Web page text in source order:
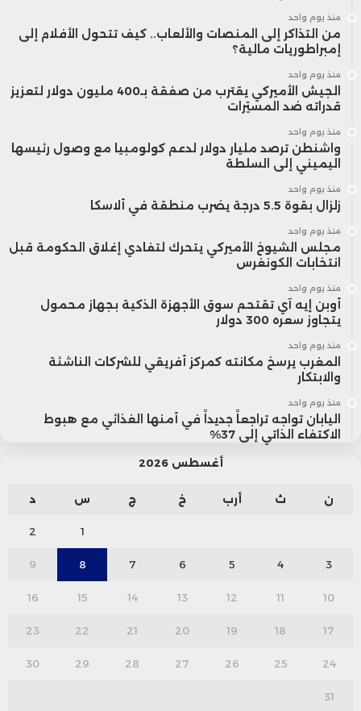
منذ يوم واحد
من التذاكر إلى المنصات والألعاب.. كيف تتحول الأفلام إلى
إمبراطوريات مالية؟
منذ يوم واحد
الجيش الأميركي يقترب من صفقة بـ400 مليون دولار لتعزيز
قدراته ضد المسيّرات
منذ يوم واحد
واشنطن ترصد مليار دولار لدعم كولومبيا مع وصول رئيسها
اليميني إلى السلطة
منذ يوم واحد
زلزال بقوة 5.5 درجة يضرب منطقة في ألاسكا
منذ يوم واحد
مجلس الشيوخ الأميركي يتحرك لتفادي إغلاق الحكومة قبل
انتخابات الكونغرس
منذ يوم واحد
أوبن إيه آي تقتحم سوق الأجهزة الذكية بجهاز محمول
يتجاوز سعره 300 دولار
منذ يوم واحد
المغرب يرسخ مكانته كمركز أفريقي للشركات الناشئة
والابتكار
منذ يوم واحد
اليابان تواجه تراجعاً جديداً في أمنها الغذائي مع هبوط
الاكتفاء الذاتي إلى 37%
أغسطس 2026
ن ث أرب خ ج س د
1
2
3
4
5
6
7
8
9
10
11
12
13
14
15
16
17
18
19
20
21
22
23
24
25
26
27
28
29
30
31